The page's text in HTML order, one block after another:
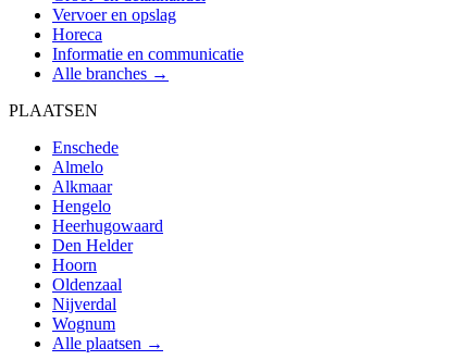
Vervoer en opslag
Horeca
Informatie en communicatie
Alle branches →
PLAATSEN
Enschede
Almelo
Alkmaar
Hengelo
Heerhugowaard
Den Helder
Hoorn
Oldenzaal
Nijverdal
Wognum
Alle plaatsen →